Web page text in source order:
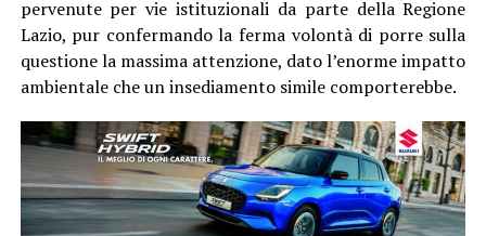
pervenute per vie istituzionali da parte della Regione
Lazio, pur confermando la ferma volontà di porre sulla
questione la massima attenzione, dato l’enorme impatto
ambientale che un insediamento simile comporterebbe.